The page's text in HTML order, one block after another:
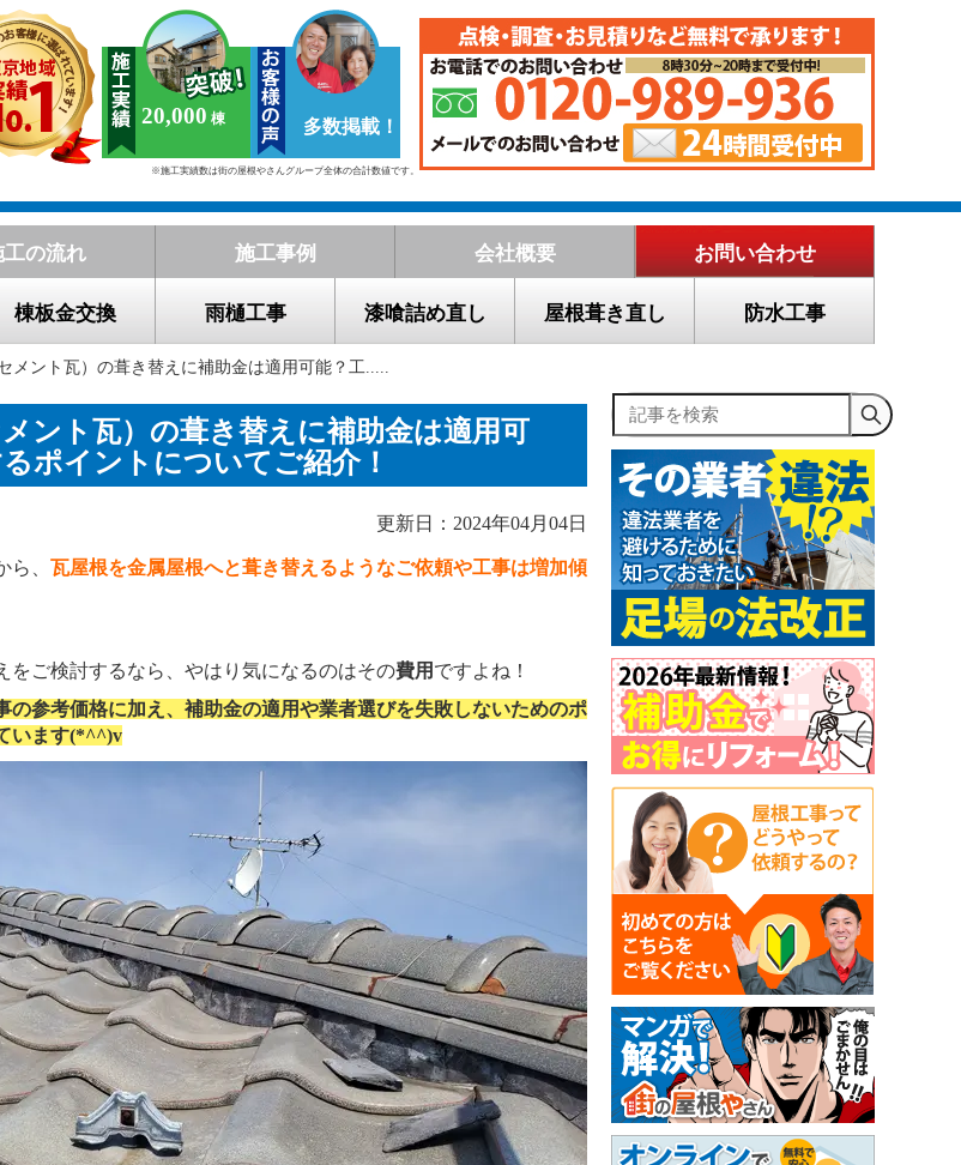
20,000 多数掲載！
※施工実績数は街の屋根やさんグループ全体の合計数値です。
工の流れ 施工事例 会社概要 お問い合わせ
棟板金交換 雨樋工事 漆喰詰め直し 屋根葺き直し 防水工事
メント瓦）の葺き替えに補助金は適用可能？工.....
ント瓦）の葺き替えに補助金は適用可
ポイントについてご紹介！
更新日：2024年04月04日
ら、 瓦屋根を金属屋根へと葺き替えるようなご依頼や工事は増加傾
ご検討するなら、やはり気になるのはその費用 ですよね！
の参考価格に加え、補助金の適用や業者選びを失敗しないためのポ
います(*^^)v
記事を検索